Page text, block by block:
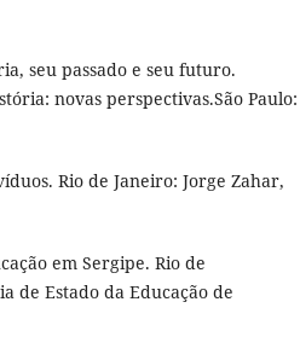
seu passado e seu futuro.
novas perspectivas.São Paulo:
Rio de Janeiro: Jorge Zahar,
em Sergipe. Rio de
de Estado da Educação de